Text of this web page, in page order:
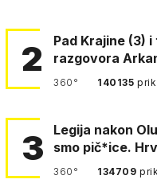
2
Pad Krajine (3)
razgovora
'Čujem,
360° 140135
3
Legija nakon
smo pič*ice.
pomeli!'
360° 134709